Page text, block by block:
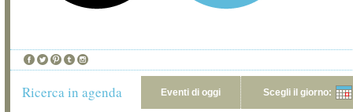
Ricerca in agenda Eventi di oggi Scegli il giorno: